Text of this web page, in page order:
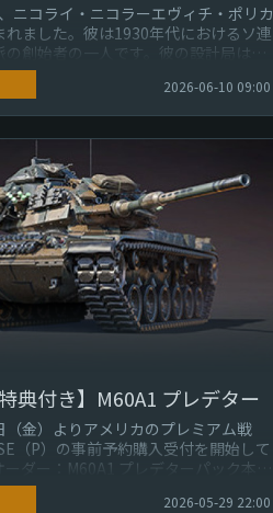
ニコライ・ニコラーエヴィチ・ポリカ
れました。彼は1930年代におけるソ連
創始者の一人です。彼の設計局は、I-
型引...
2026-06-10 09:00
典付き】M60A1 プレデター
（金）よりアメリカのプレミアム戦
（P）の事前予約購入受付を開始して
ダー：M60A1 プレデターパック本パ
...
2026-05-29 22:00